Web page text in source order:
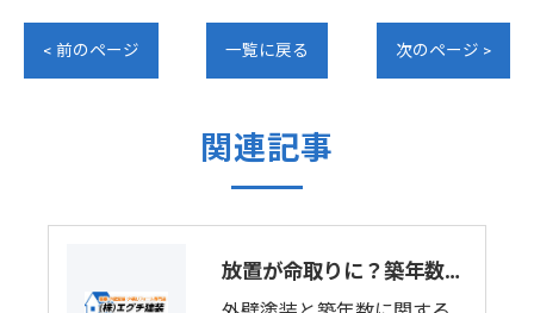
< 前のページ 一覧に戻る 次のページ >
関連記事
放置が命取りに？築年数と外壁塗装の意外な関係